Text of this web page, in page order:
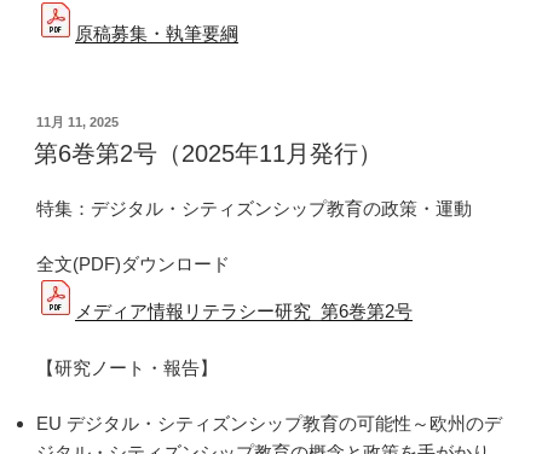
原稿募集・執筆要綱
投
稿
日:
11月 11, 2025
第6巻第2号（2025年11月発行）
特集：デジタル・シティズンシップ教育の政策・運動
全文(PDF)ダウンロード
メディア情報リテラシー研究_第6巻第2号
【研究ノート・報告】
EU デジタル・シティズンシップ教育の可能性～欧州のデ